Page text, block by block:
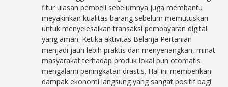
fitur ulasan pembeli sebelumnya juga membantu
meyakinkan kualitas barang sebelum memutuskan
untuk menyelesaikan transaksi pembayaran digital
yang aman. Ketika aktivitas Belanja Pertanian
menjadi jauh lebih praktis dan menyenangkan, minat
masyarakat terhadap produk lokal pun otomatis
mengalami peningkatan drastis. Hal ini memberikan
dampak ekonomi langsung yang sangat positif bagi